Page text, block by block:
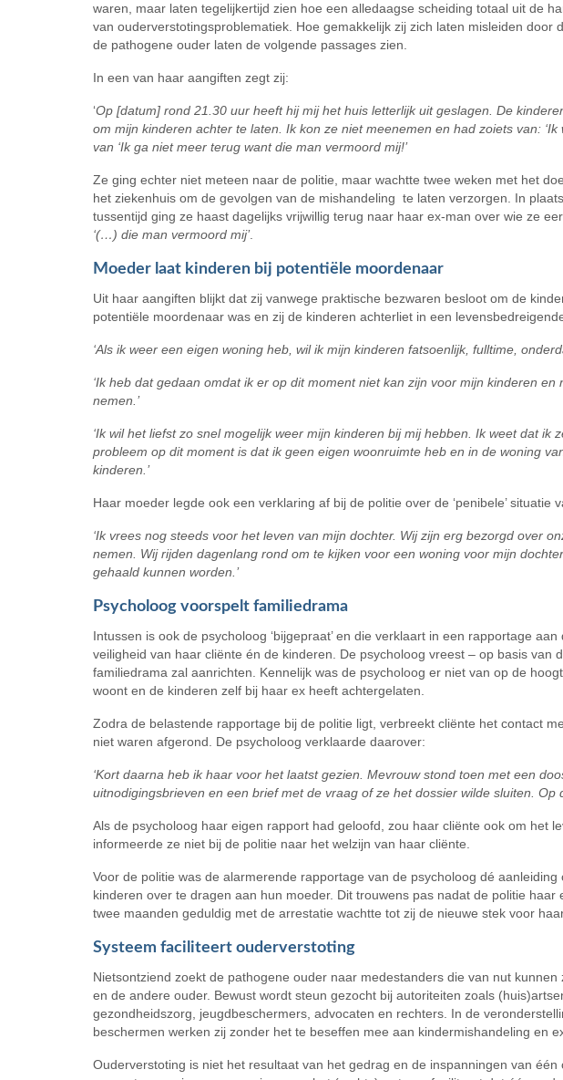
waren, maar laten tegelijkertijd zien hoe een alledaagse scheiding totaal uit de
van ouderverstotings­problematiek. Hoe gemakkelijk zij zich laten misleiden door
de pathogene ouder laten de volgende passages zien.
In een van haar aangiften zegt zij:
‘Op [datum] rond 21.30 uur heeft hij mij het huis letterlijk uit geslagen. De
om mijn kinderen achter te laten. Ik kon ze niet meenemen en had zoiets van: ‘Ik
van ‘Ik ga niet meer terug want die man vermoord mij!’
Ze ging echter niet meteen naar de politie, maar wachtte twee weken met het
het ziekenhuis om de gevolgen van de mishandeling te laten verzorgen. In
tussentijd ging ze haast dagelijks vrijwillig terug naar haar ex-man over wie ze
‘(…) die man vermoord mij’.
Moeder laat kinderen bij potentiële moordenaar
Uit haar aangiften blijkt dat zij vanwege praktische bezwaren besloot om de
potentiële moordenaar was en zij de kinderen achterliet in een
‘Als ik weer een eigen woning heb, wil ik mijn kinderen fatsoenlijk, fulltime,
‘Ik heb dat gedaan omdat ik er op dit moment niet kan zijn voor mijn kinderen
nemen.’
‘Ik wil het liefst zo snel mogelijk weer mijn kinderen bij mij hebben. Ik weet dat
probleem op dit moment is dat ik geen eigen woonruimte heb en in de woning
kinderen.’
Haar moeder legde ook een verklaring af bij de politie over de ‘penibele’ situatie
‘Ik vrees nog steeds voor het leven van mijn dochter. Wij zijn erg bezorgd over
nemen. Wij rijden dagenlang rond om te kijken voor een woning voor mijn
gehaald kunnen worden.’
Psycholoog voorspelt familiedrama
Intussen is ook de psycholoog ‘bijgepraat’ en die verklaart in een rapportage
veiligheid van haar cliënte én de kinderen. De psycholoog vreest – op basis van
familiedrama zal aanrichten. Kennelijk was de psycholoog er niet van op de
woont en de kinderen zelf bij haar ex heeft achtergelaten.
Zodra de belastende rapportage bij de politie ligt, verbreekt cliënte het contact
niet waren afgerond. De psycholoog verklaarde daarover:
‘Kort daarna heb ik haar voor het laatst gezien. Mevrouw stond toen met een
uitnodigingsbrieven en een brief met de vraag of ze het dossier wilde sluiten. Op
Als de psycholoog haar eigen rapport had geloofd, zou haar cliënte ook om het
informeerde ze niet bij de politie naar het welzijn van haar cliënte.
Voor de politie was de alarmerende rapportage van de psycholoog dé
kinderen over te dragen aan hun moeder. Dit trouwens pas nadat de politie
twee maanden geduldig met de arrestatie wachtte tot zij de nieuwe stek voor
Systeem faciliteert ouderverstoting
Nietsontziend zoekt de pathogene ouder naar medestanders die van nut
en de andere ouder. Bewust wordt steun gezocht bij autoriteiten zoals
gezondheidszorg, jeugdbeschermers, advocaten en rechters. In de
beschermen werken zij zonder het te beseffen mee aan kindermishandeling en
Ouderverstoting is niet het resultaat van het gedrag en de inspanningen van